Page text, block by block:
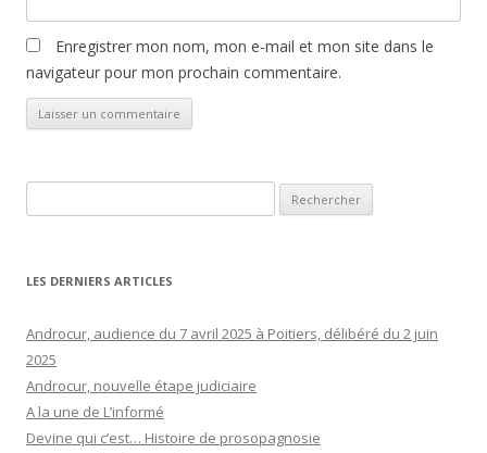
Enregistrer mon nom, mon e-mail et mon site dans le
navigateur pour mon prochain commentaire.
LES DERNIERS ARTICLES
Androcur, audience du 7 avril 2025 à Poitiers, délibéré du 2 juin
2025
Androcur, nouvelle étape judiciaire
A la une de L’informé
Devine qui c’est… Histoire de prosopagnosie